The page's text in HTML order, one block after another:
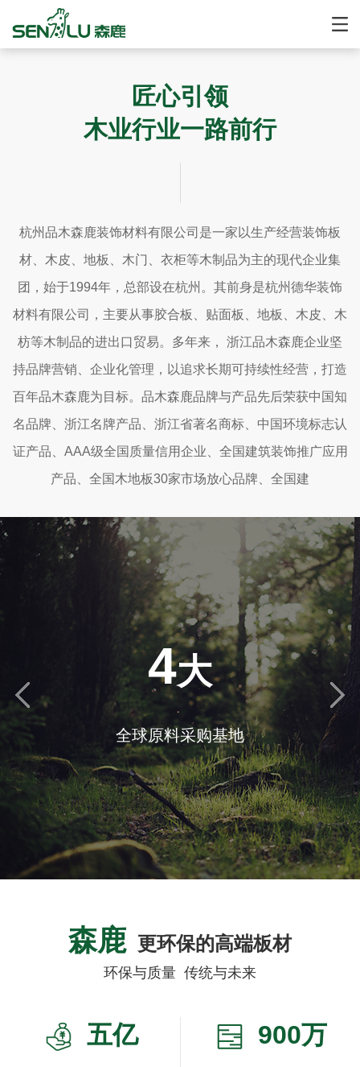
切
匠心引领
木业行业一路前行
杭州品木森鹿装饰材料有限公司是一家以生产经营装饰板
材、木皮、地板、木门、衣柜等木制品为主的现代企业集
团，始于1994年，总部设在杭州。其前身是杭州德华装饰
材料有限公司，主要从事胶合板、贴面板、地板、木皮、木
枋等木制品的进出口贸易。多年来， 浙江品木森鹿企业坚
持品牌营销、企业化管理，以追求长期可持续性经营，打造
百年品木森鹿为目标。品木森鹿品牌与产品先后荣获中国知
名品牌、浙江名牌产品、浙江省著名商标、中国环境标志认
证产品、AAA级全国质量信用企业、全国建筑装饰推广应用
产品、全国木地板30家市场放心品牌、全国建
4大
全球原料采购基地
森鹿更环保的高端板材
环保与质量 传统与未来
五亿 900万